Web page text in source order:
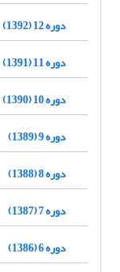
دوره 12 (1392)
دوره 11 (1391)
دوره 10 (1390)
دوره 9 (1389)
دوره 8 (1388)
دوره 7 (1387)
دوره 6 (1386)